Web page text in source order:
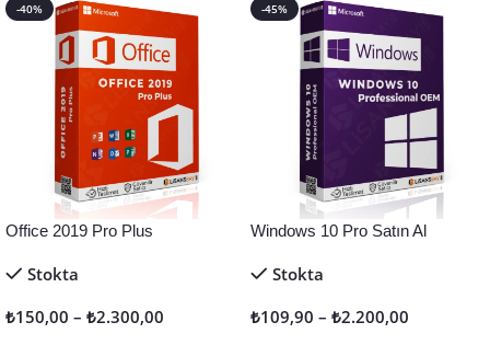
-40%
Office 2019 Pro Plus
Stokta
₺150,00 – ₺2.300,00
-45%
Windows 10 Pro Satın Al
Stokta
₺109,90 – ₺2.200,00